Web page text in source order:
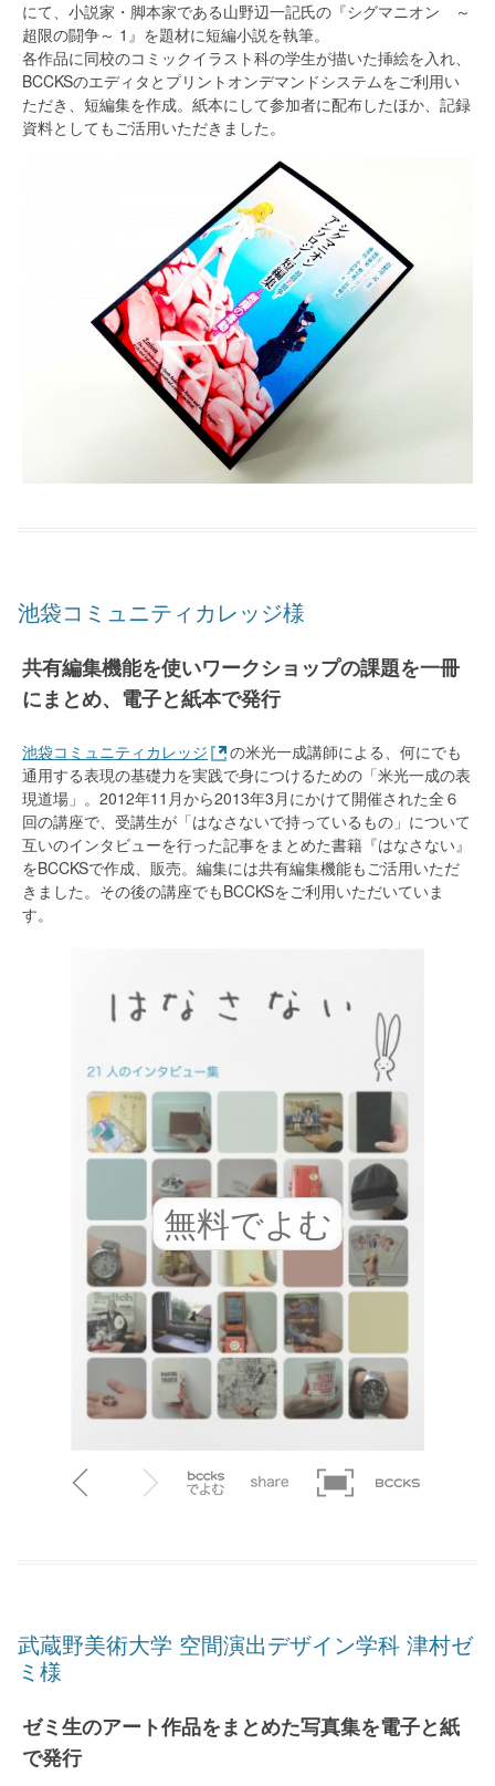
にて、小説家・脚本家である山野辺一記氏の『シグマニオン ～
超限の闘争～ 1』を題材に短編小説を執筆。
各作品に同校のコミックイラスト科の学生が描いた挿絵を入れ、
BCCKSのエディタとプリントオンデマンドシステムをご利用い
ただき、短編集を作成。紙本にして参加者に配布したほか、記録
資料としてもご活用いただきました。
池袋コミュニティカレッジ様
共有編集機能を使いワークショップの課題を一冊
にまとめ、電子と紙本で発行
池袋コミュニティカレッジ
の米光一成講師による、何にでも
通用する表現の基礎力を実践で身につけるための「米光一成の表
現道場」。2012年11月から2013年3月にかけて開催された全６
回の講座で、受講生が「はなさないで持っているもの」について
互いのインタビューを行った記事をまとめた書籍『はなさない』
をBCCKSで作成、販売。編集には共有編集機能もご活用いただ
きました。その後の講座でもBCCKSをご利用いただいていま
す。
武蔵野美術大学 空間演出デザイン学科 津村ゼ
ミ様
ゼミ生のアート作品をまとめた写真集を電子と紙
で発行